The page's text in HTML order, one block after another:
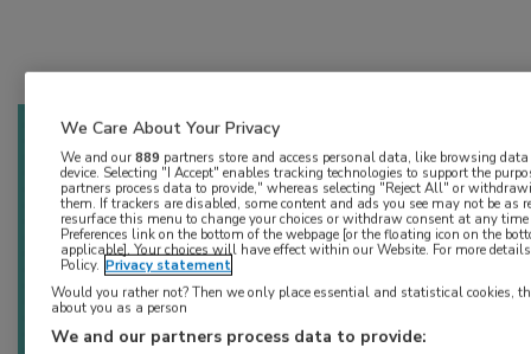
Log hier in om volledige
toegang te krijgen.
Login ofAccount maken
We Care About Your Privacy
We and our889 partners store and access personal data, like browsing
device. Selecting "I Accept" enables tracking technologies to support the
partners process data to provide," whereas selecting "Reject All" or
them. If trackers are disabled, some content and ads you see may not be as
resurface this menu to change your choices or withdraw consent at any
Preferences link on the bottom of the webpage [or the floating icon on the
applicable]. Your choices will have effect within our Website. For more
Policy. Privacy statement
Would you rather not? Then we only place essential and statistical cookies,
about you as a person
We and our partners process data to provide: